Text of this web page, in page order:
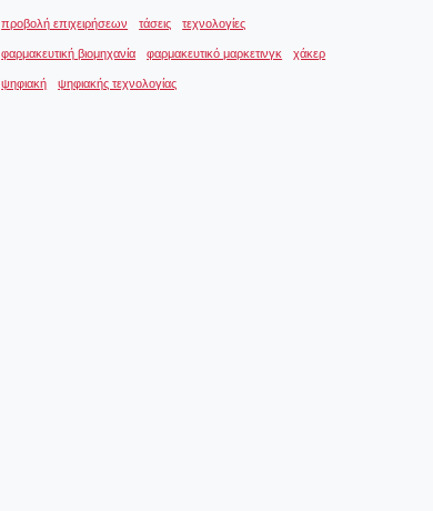
προβολή επιχειρήσεων τάσεις τεχνολογίες
φαρμακευτική βιομηχανία φαρμακευτικό μαρκετινγκ χάκερ
ψηφιακή ψηφιακής τεχνολογίας